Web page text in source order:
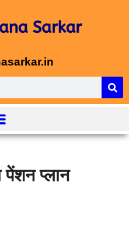
प्लान